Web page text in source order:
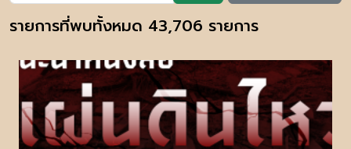
รายการที่พบทั้งหมด 43,706 รายการ